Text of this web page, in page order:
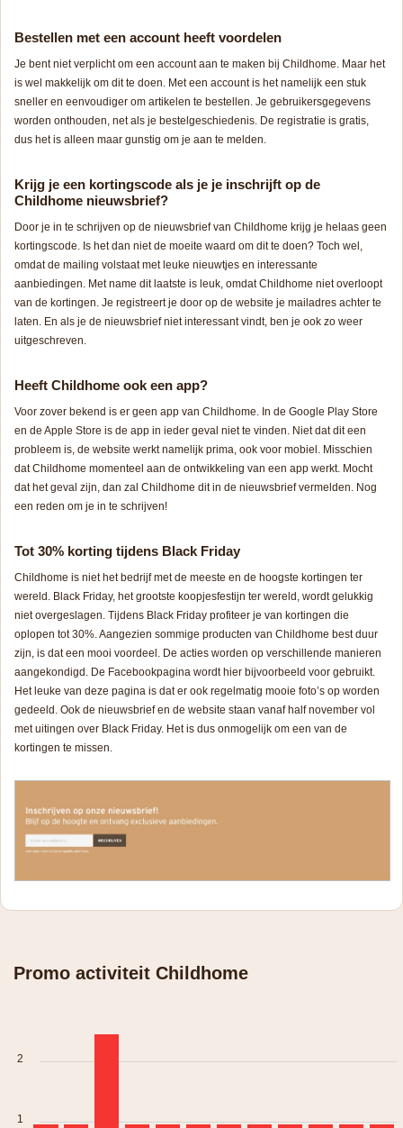
Bestellen met een account heeft voordelen
Je bent niet verplicht om een account aan te maken bij Childhome. Maar het
is wel makkelijk om dit te doen. Met een account is het namelijk een stuk
sneller en eenvoudiger om artikelen te bestellen. Je gebruikersgegevens
worden onthouden, net als je bestelgeschiedenis. De registratie is gratis,
dus het is alleen maar gunstig om je aan te melden.
Krijg je een kortingscode als je je inschrijft op de
Childhome nieuwsbrief?
Door je in te schrijven op de nieuwsbrief van Childhome krijg je helaas geen
kortingscode. Is het dan niet de moeite waard om dit te doen? Toch wel,
omdat de mailing volstaat met leuke nieuwtjes en interessante
aanbiedingen. Met name dit laatste is leuk, omdat Childhome niet overloopt
van de kortingen. Je registreert je door op de website je mailadres achter te
laten. En als je de nieuwsbrief niet interessant vindt, ben je ook zo weer
uitgeschreven.
Heeft Childhome ook een app?
Voor zover bekend is er geen app van Childhome. In de Google Play Store
en de Apple Store is de app in ieder geval niet te vinden. Niet dat dit een
probleem is, de website werkt namelijk prima, ook voor mobiel. Misschien
dat Childhome momenteel aan de ontwikkeling van een app werkt. Mocht
dat het geval zijn, dan zal Childhome dit in de nieuwsbrief vermelden. Nog
een reden om je in te schrijven!
Tot 30% korting tijdens Black Friday
Childhome is niet het bedrijf met de meeste en de hoogste kortingen ter
wereld. Black Friday, het grootste koopjesfestijn ter wereld, wordt gelukkig
niet overgeslagen. Tijdens Black Friday profiteer je van kortingen die
oplopen tot 30%. Aangezien sommige producten van Childhome best duur
zijn, is dat een mooi voordeel. De acties worden op verschillende manieren
aangekondigd. De Facebookpagina wordt hier bijvoorbeeld voor gebruikt.
Het leuke van deze pagina is dat er ook regelmatig mooie foto’s op worden
gedeeld. Ook de nieuwsbrief en de website staan vanaf half november vol
met uitingen over Black Friday. Het is dus onmogelijk om een van de
kortingen te missen.
Promo activiteit Childhome
2
1